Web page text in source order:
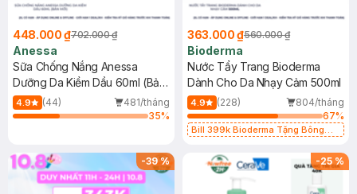
448.000 ₫702.000 ₫
Anessa
Sữa Chống Nắng Anessa
Dưỡng Da Kiềm Dầu 60ml (Bản
Mới)
4.9 (44)
481/tháng
35%
363.000 ₫560.000 ₫
Bioderma
Nước Tẩy Trang Bioderma
Dành Cho Da Nhạy Cảm 500ml
4.9 (228)
804/tháng
67%
Bill 399k Bioderma Tặng Bông
-39% -25 %